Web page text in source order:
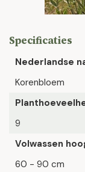
Specificaties
Nederlandse
Korenbloem
9
Volwassen
60 - 90 cm